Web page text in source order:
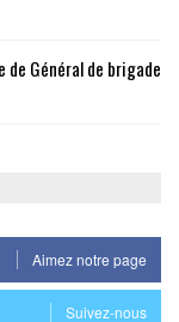
de Général de brigade
Aimez notre page
Suivez-nous